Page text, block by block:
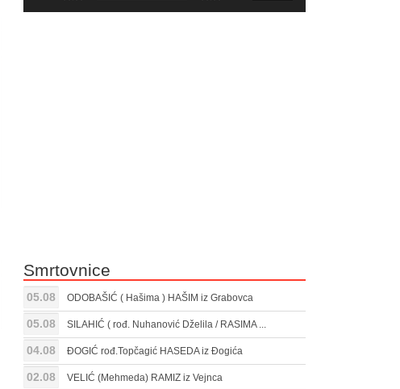
Gore/Dole
Smrtovnice
05.08 ODOBAŠIĆ ( Hašima ) HAŠIM iz Grabovca
05.08 SILAHIĆ ( rođ. Nuhanović Dželila / RASIMA ...
04.08 ĐOGIĆ rođ.Topčagić HASEDA iz Đogića
02.08 VELIĆ (Mehmeda) RAMIZ iz Vejnca